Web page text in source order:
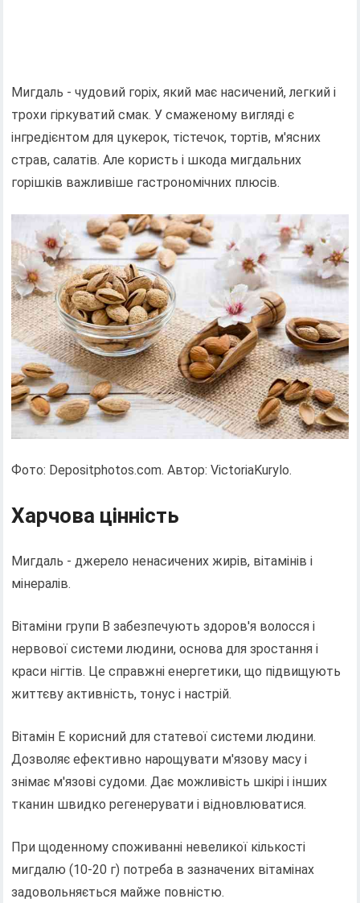
Мигдаль - чудовий горіх, який має насичений, легкий і
трохи гіркуватий смак. У смаженому вигляді є
інгредієнтом для цукерок, тістечок, тортів, м'ясних
страв, салатів. Але користь і шкода мигдальних
горішків важливіше гастрономічних плюсів.
Фото: Depositphotos.com. Автор: VictoriaKurylo.
Харчова цінність
Мигдаль - джерело ненасичених жирів, вітамінів і
мінералів.
Вітаміни групи B забезпечують здоров'я волосся і
нервової системи людини, основа для зростання і
краси нігтів. Це справжні енергетики, що підвищують
життєву активність, тонус і настрій.
Вітамін Е корисний для статевої системи людини.
Дозволяє ефективно нарощувати м'язову масу і
знімає м'язові судоми. Дає можливість шкірі і інших
тканин швидко регенерувати і відновлюватися.
При щоденному споживанні невеликої кількості
мигдалю (10-20 г) потреба в зазначених вітамінах
задовольняється майже повністю.